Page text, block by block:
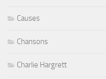
Causes
Chansons
Charlie Hargrett